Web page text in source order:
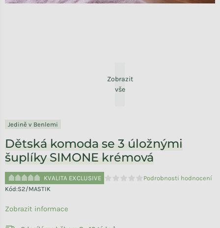
Zobrazit
vše
Jedině v Benlemi
Dětská komoda se 3 úložnými
šuplíky SIMONE krémová
KVALITA EXCLUSIVE
Průměrné hodnocení produktu
Podrobnosti hodnocení
Kód:S2/MASTIK
Zobrazit informace